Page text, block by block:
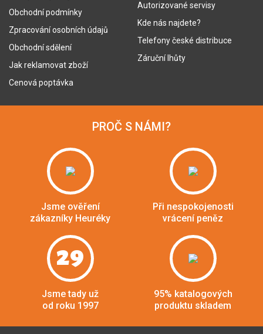
Obchodní podmínky
Zpracování osobních údajů
Obchodní sdělení
Jak reklamovat zboží
Cenová poptávka
Autorizované servisy
Kde nás najdete?
Telefony české distribuce
Záruční lhůty
PROČ S NÁMI?
Jsme ověření
zákazníky Heuréky
Při nespokojenosti
vrácení peněz
29
Jsme tady už
od roku 1997
95% katalogových
produktu skladem